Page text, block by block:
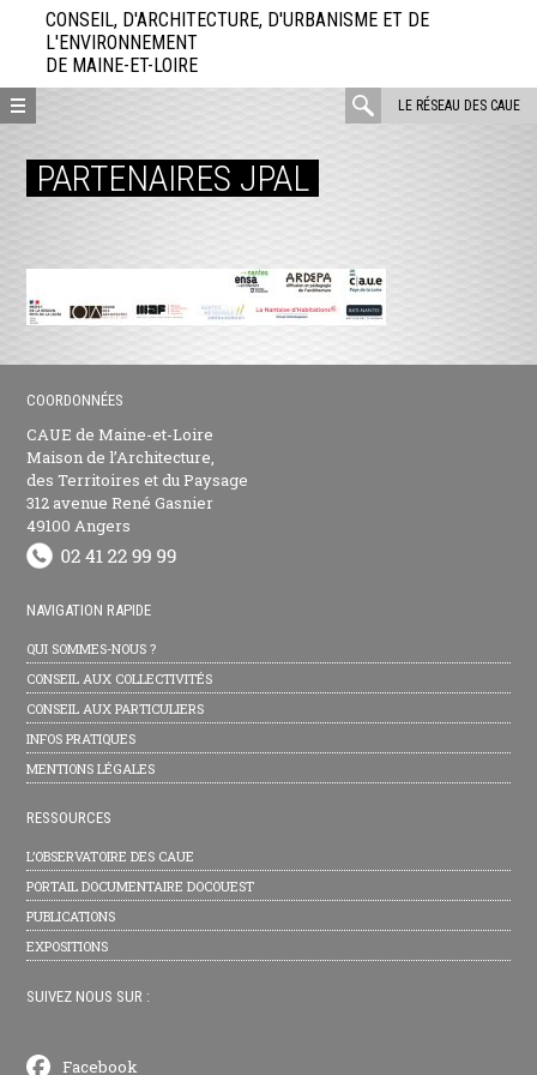
directement
contenu
CONSEIL, D'ARCHITECTURE, D'URBANISME ET DE
L'ENVIRONNEMENT
DE MAINE-ET-LOIRE
LE RÉSEAU DES CAUE
rechercher
PARTENAIRES JPAL
COORDONNÉES
CAUE de Maine-et-Loire
Maison de l’Architecture,
des Territoires et du Paysage
312 avenue René Gasnier
49100 Angers
NAVIGATION RAPIDE
QUI SOMMES-NOUS ?
CONSEIL AUX COLLECTIVITÉS
CONSEIL AUX PARTICULIERS
INFOS PRATIQUES
MENTIONS LÉGALES
RESSOURCES
L’OBSERVATOIRE DES CAUE
PORTAIL DOCUMENTAIRE DOCOUEST
PUBLICATIONS
EXPOSITIONS
SUIVEZ NOUS SUR :
Facebook